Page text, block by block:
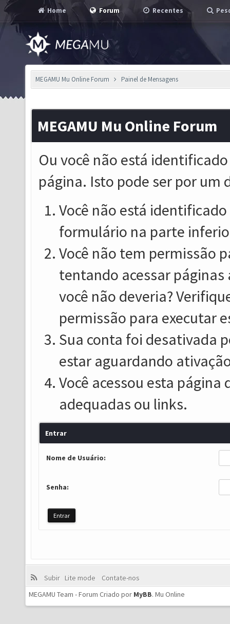
Home Forum Recentes
MEGAMU Mu Online Forum Painel de Mensagens
MEGAMU Mu Online Forum
Ou você não está
página. Isto pode ser por um
Você não está
formulário na parte
Você não tem permissão
tentando acessar
você não deveria?
permissão para executar
Sua conta foi desativada
estar aguardando
Você acessou esta
adequadas ou links.
Entrar
Nome de Usuário:
Senha:
Subir Lite mode
Contate-nos
MEGAMU Team - Forum Criado por MyBB. Mu Online